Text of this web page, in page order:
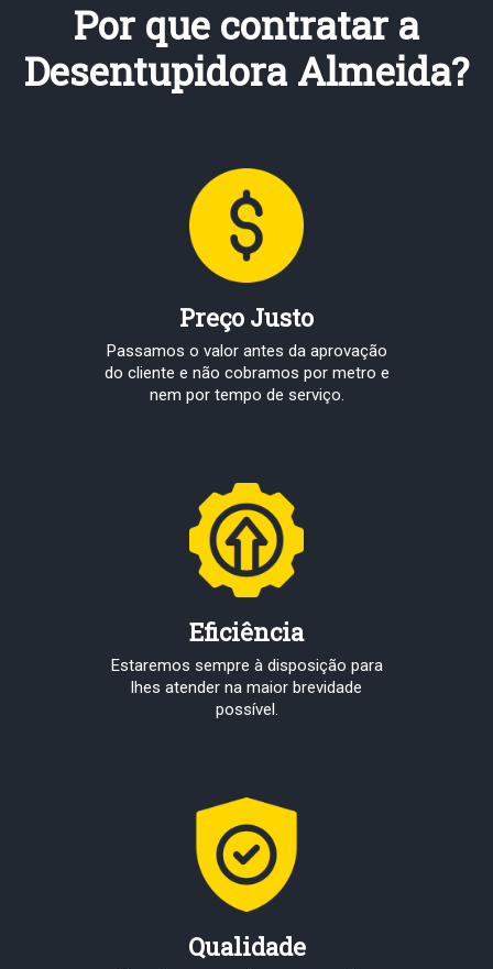
Por que contratar a
Desentupidora Almeida?
Preço Justo
Passamos o valor antes da aprovação
do cliente e não cobramos por metro e
nem por tempo de serviço.
Eficiência
Estaremos sempre à disposição para
lhes atender na maior brevidade
possível.
Qualidade